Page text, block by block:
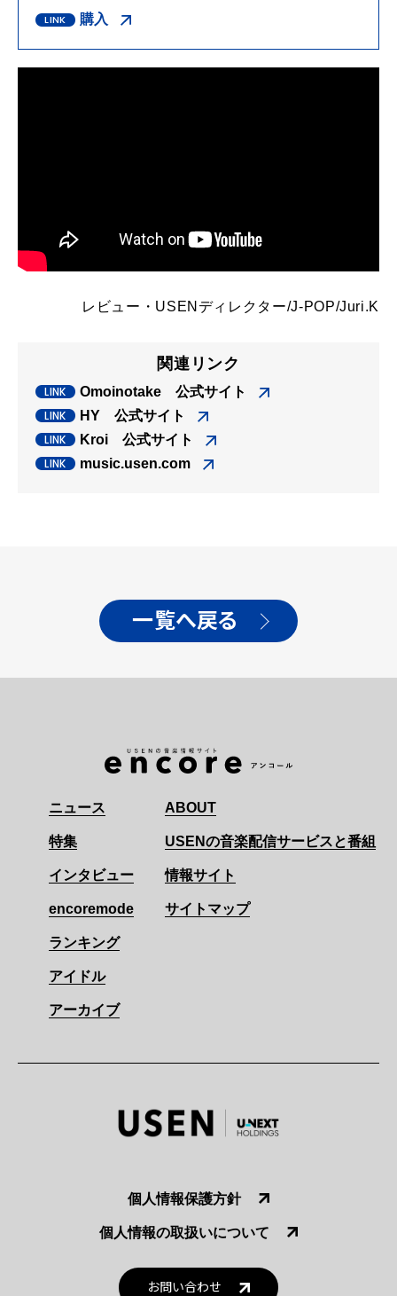
購入
レビュー・ USENディレクター/J-POP/Juri.K
関連リンク
Omoinotake 公式サイト
HY 公式サイト
Kroi 公式サイト
music.usen.com
一覧へ戻る
ニュース
特集
インタビュー
encoremode
ランキング
アイドル
アーカイブ
ABOUT
USENの音楽配信サービスと番組
情報サイト
サイトマップ
個人情報保護方針
個人情報の取扱いについて
お問い合わせ